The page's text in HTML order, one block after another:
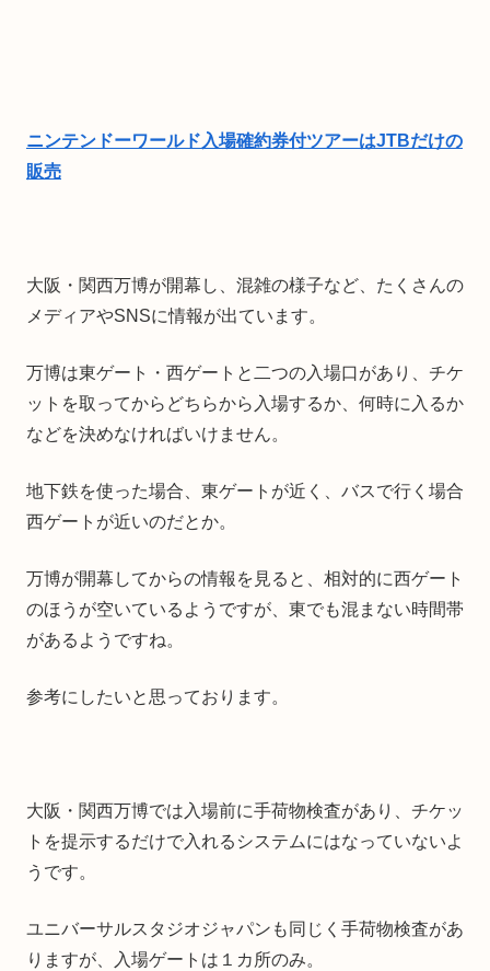
ニンテンドーワールド入場確約券付ツアーはJTBだけの
販売
大阪・関西万博が開幕し、混雑の様子など、たくさんの
メディアやSNSに情報が出ています。
万博は東ゲート・西ゲートと二つの入場口があり、チケ
ットを取ってからどちらから入場するか、何時に入るか
などを決めなければいけません。
地下鉄を使った場合、東ゲートが近く、バスで行く場合
西ゲートが近いのだとか。
万博が開幕してからの情報を見ると、相対的に西ゲート
のほうが空いているようですが、東でも混まない時間帯
があるようですね。
参考にしたいと思っております。
大阪・関西万博では入場前に手荷物検査があり、チケッ
トを提示するだけで入れるシステムにはなっていないよ
うです。
ユニバーサルスタジオジャパンも同じく手荷物検査があ
りますが、入場ゲートは１カ所のみ。